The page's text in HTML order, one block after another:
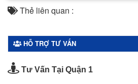
Thẻ liên quan :
HỖ TRỢ TƯ VẤN
Tư Vấn Tại Quận 1